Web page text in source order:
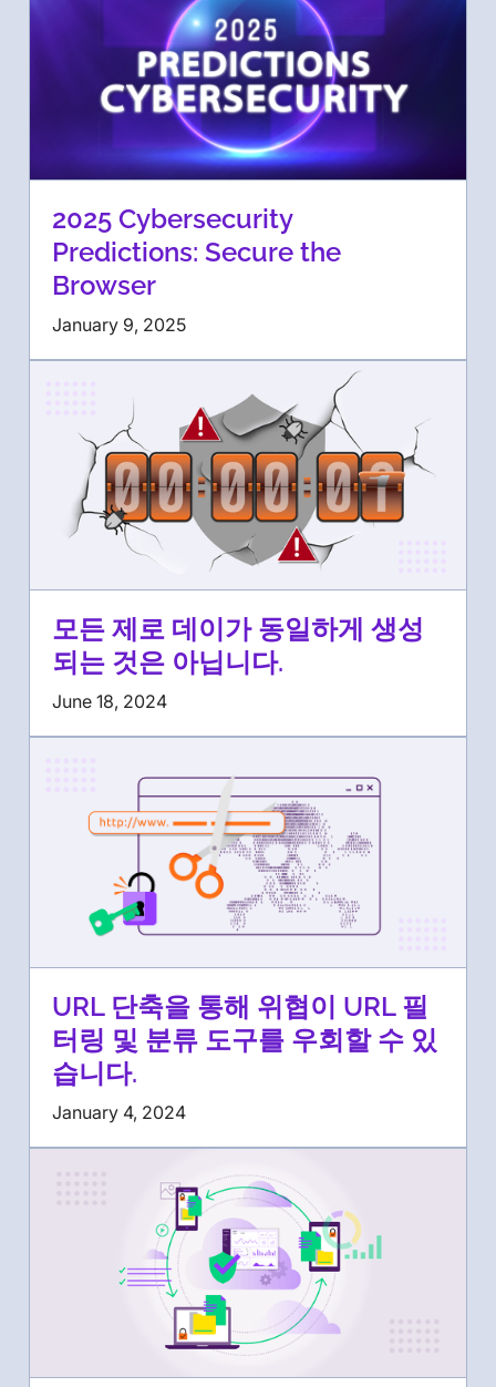
2025 Cybersecurity
Predictions: Secure the
Browser
January 9, 2025
모든 제로 데이가 동일하게 생성
되는 것은 아닙니다.
June 18, 2024
URL 단축을 통해 위협이 URL 필
터링 및 분류 도구를 우회할 수 있
습니다.
January 4, 2024